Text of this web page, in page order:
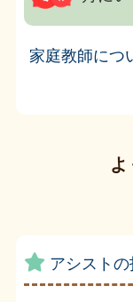
家庭教師につ
よ
アシスト